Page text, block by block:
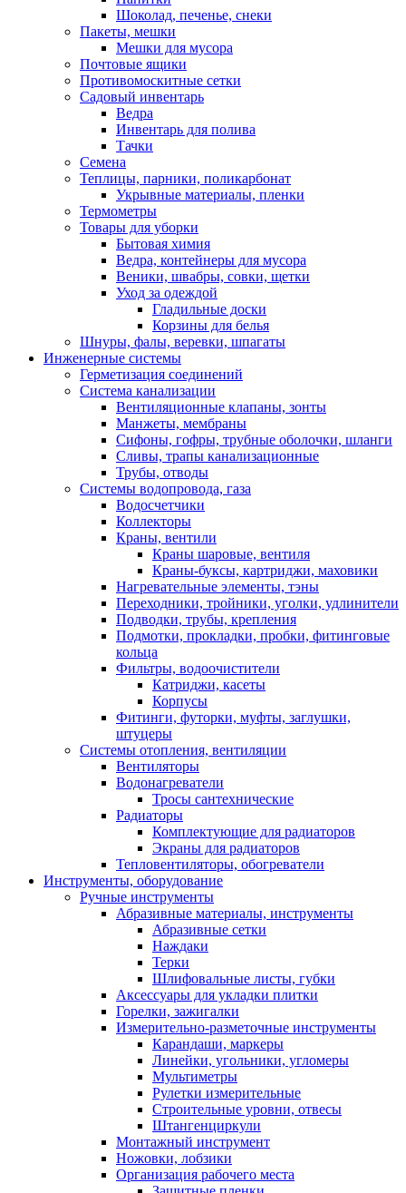
Шоколад, печенье, снеки
Пакеты, мешки
Мешки для мусора
Почтовые ящики
Противомоскитные сетки
Садовый инвентарь
Ведра
Инвентарь для полива
Тачки
Семена
Теплицы, парники, поликарбонат
Укрывные материалы, пленки
Термометры
Товары для уборки
Бытовая химия
Ведра, контейнеры для мусора
Веники, швабры, совки, щетки
Уход за одеждой
Гладильные доски
Корзины для белья
Шнуры, фалы, веревки, шпагаты
Инженерные системы
Герметизация соединений
Система канализации
Вентиляционные клапаны, зонты
Манжеты, мембраны
Сифоны, гофры, трубные оболочки, шланги
Сливы, трапы канализационные
Трубы, отводы
Системы водопровода, газа
Водосчетчики
Коллекторы
Краны, вентили
Краны шаровые, вентиля
Краны-буксы, картриджи, маховики
Нагревательные элементы, тэны
Переходники, тройники, уголки, удлинители
Подводки, трубы, крепления
Подмотки, прокладки, пробки, фитинговые
кольца
Фильтры, водоочистители
Катриджи, касеты
Корпусы
Фитинги, футорки, муфты, заглушки,
штуцеры
Системы отопления, вентиляции
Вентиляторы
Водонагреватели
Тросы сантехнические
Радиаторы
Комплектующие для радиаторов
Экраны для радиаторов
Тепловентиляторы, обогреватели
Инструменты, оборудование
Ручные инструменты
Абразивные материалы, инструменты
Абразивные сетки
Наждаки
Терки
Шлифовальные листы, губки
Аксессуары для укладки плитки
Горелки, зажигалки
Измерительно-разметочные инструменты
Карандаши, маркеры
Линейки, угольники, угломеры
Мультиметры
Рулетки измерительные
Строительные уровни, отвесы
Штангенциркули
Монтажный инструмент
Ножовки, лобзики
Организация рабочего места